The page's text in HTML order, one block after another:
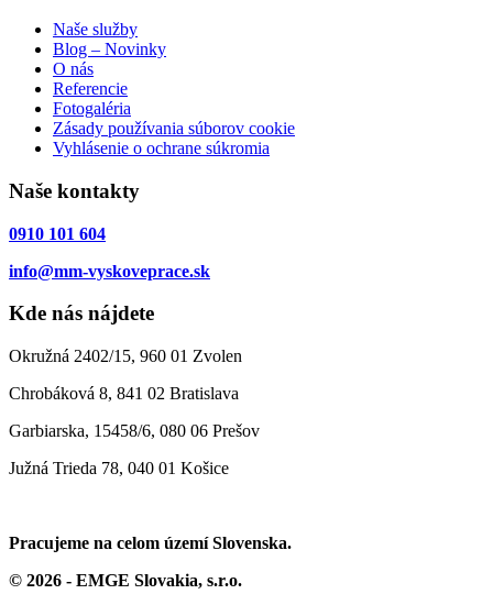
Naše služby
Blog – Novinky
O nás
Referencie
Fotogaléria
Zásady používania súborov cookie
Vyhlásenie o ochrane súkromia
Naše kontakty
0910 101 604
info@mm-vyskoveprace.sk
Kde nás nájdete
Okružná 2402/15, 960 01 Zvolen
Chrobáková 8, 841 02 Bratislava
Garbiarska, 15458/6, 080 06 Prešov
Južná Trieda 78, 040 01 Košice
Pracujeme na celom území Slovenska.
© 2026 - EMGE Slovakia, s.r.o.